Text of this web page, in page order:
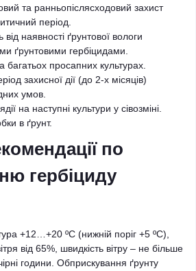
та ранньопіслясходовий захист
період.
від наявності ґрунтової вологи
ґрунтовими гербіцидами.
багатьох просапних культурах.
захисної дії (до 2-х місяців)
умов.
на наступні культури у сівозміні.
в ґрунт.
по
гербіциду
+12…+20 ºС (нижній поріг +5 ºС),
від 65%, швидкість вітру – не більше
години. Обприскування ґрунту